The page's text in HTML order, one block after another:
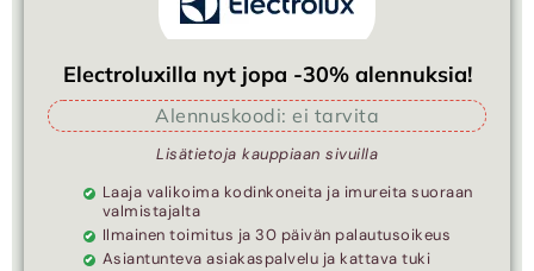
Electroluxilla nyt jopa -30% alennuksia!
Alennuskoodi: ei tarvita
Lisätietoja kauppiaan sivuilla
Laaja valikoima kodinkoneita ja imureita suoraan
valmistajalta
Ilmainen toimitus ja 30 päivän palautusoikeus
Asiantunteva asiakaspalvelu ja kattava tuki